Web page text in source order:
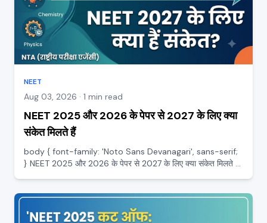
NEET
Aug 03, 2026 · 1 min read
NEET 2025 और 2026 के पेपर से 2027 के लिए क्या
संकेत मिलते हैं
body { font-family: 'Noto Sans Devanagari', sans-serif;
} NEET 2025 और 2026 के पेपर से 2027 के लिए क्या संकेत मिलते हैं